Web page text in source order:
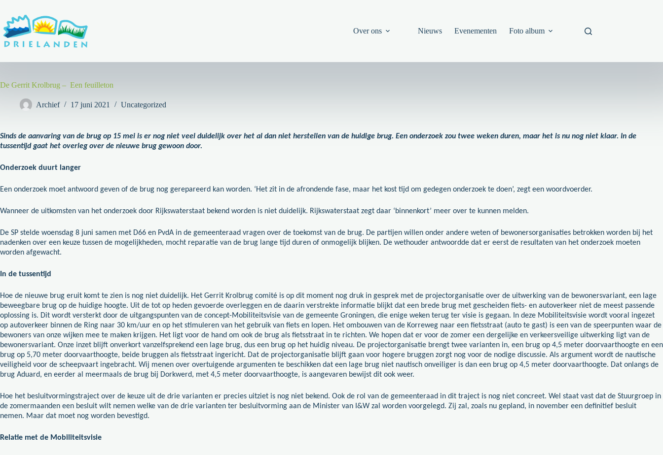
de
inhoud
Over ons Nieuws Evenementen Foto album
De Gerrit Krolbrug – Een feuilleton
Archief 17 juni 2021 Uncategorized
Sinds de aanvaring van de brug op 15 mei is er nog niet veel duidelijk over het al dan niet herstellen van de huidige brug. Een onderzoek zou twee weken duren, maar het is nu nog niet klaar. In de
tussentijd gaat het overleg over de nieuwe brug gewoon door.
Onderzoek duurt langer
Een onderzoek moet antwoord geven of de brug nog gerepareerd kan worden. ‘Het zit in de afrondende fase, maar het kost tijd om gedegen onderzoek te doen’, zegt een woordvoerder.
Wanneer de uitkomsten van het onderzoek door Rijkswaterstaat bekend worden is niet duidelijk. Rijkswaterstaat zegt daar ‘binnenkort’ meer over te kunnen melden.
De SP stelde woensdag 8 juni samen met D66 en PvdA in de gemeenteraad vragen over de toekomst van de brug. De partijen willen onder andere weten of bewonersorganisaties betrokken worden bij het
nadenken over een keuze tussen de mogelijkheden, mocht reparatie van de brug lange tijd duren of onmogelijk blijken. De wethouder antwoordde dat er eerst de resultaten van het onderzoek moeten
worden afgewacht.
In de tussentijd
Hoe de nieuwe brug eruit komt te zien is nog niet duidelijk. Het Gerrit Krolbrug comité is op dit moment nog druk in gesprek met de projectorganisatie over de uitwerking van de bewonersvariant, een lage
beweegbare brug op de huidige hoogte. Uit de tot op heden gevoerde overleggen en de daarin verstrekte informatie blijkt dat een brede brug met gescheiden fiets- en autoverkeer niet de meest passende
oplossing is. Dit wordt versterkt door de uitgangspunten van de concept-Mobiliteitsvisie van de gemeente Groningen, die enige weken terug ter visie is gegaan. In deze Mobiliteitsvisie wordt vooral ingezet
op autoverkeer binnen de Ring naar 30 km/uur en op het stimuleren van het gebruik van fiets en lopen. Het ombouwen van de Korreweg naar een fietsstraat (auto te gast) is een van de speerpunten waar de
bewoners van onze wijken mee te maken krijgen. Het ligt voor de hand om ook de brug als fietsstraat in te richten. We hopen dat er voor de zomer een dergelijke en verkeersveilige uitwerking ligt van de
bewonersvariant. Onze inzet blijft onverkort vanzelfsprekend een lage brug, dus een brug op het huidig niveau. De projectorganisatie brengt twee varianten in, een brug op 4,5 meter doorvaarthoogte en een
brug op 5,70 meter doorvaarthoogte, beide bruggen als fietsstraat ingericht. Dat de projectorganisatie blijft gaan voor hogere bruggen zorgt nog voor de nodige discussie. Als argument wordt de nautische
veiligheid voor de scheepvaart ingebracht. Wij menen over overtuigende argumenten te beschikken dat een lage brug niet nautisch onveiliger is dan een brug op 4,5 meter doorvaarthoogte. Dat onlangs de
brug Aduard, en eerder al meermaals de brug bij Dorkwerd, met 4,5 meter doorvaarthoogte, is aangevaren bewijst dit ook weer.
Hoe het besluitvormingstraject over de keuze uit de drie varianten er precies uitziet is nog niet bekend. Ook de rol van de gemeenteraad in dit traject is nog niet concreet. Wel staat vast dat de Stuurgroep in
de zomermaanden een besluit wilt nemen welke van de drie varianten ter besluitvorming aan de Minister van I&W zal worden voorgelegd. Zij zal, zoals nu gepland, in november een definitief besluit
nemen. Maar dat moet nog worden bevestigd.
Relatie met de Mobiliteitsvisie